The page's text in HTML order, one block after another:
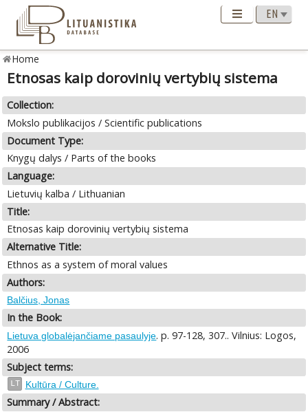
Home
Etnosas kaip dorovinių vertybių sistema
Collection:
Mokslo publikacijos / Scientific publications
Document Type:
Knygų dalys / Parts of the books
Language:
Lietuvių kalba / Lithuanian
Title:
Etnosas kaip dorovinių vertybių sistema
Alternative Title:
Ethnos as a system of moral values
Authors:
Balčius, Jonas
In the Book:
Lietuva globalėjančiame pasaulyje. p. 97-128, 307.. Vilnius: Logos,
2006
Subject terms:
LT Kultūra / Culture.
Summary / Abstract: